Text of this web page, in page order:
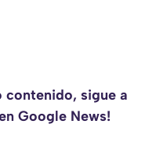
contenido, sigue a
Google News!